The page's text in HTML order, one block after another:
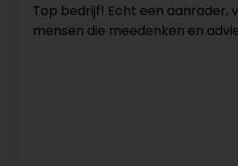
Top bedrijf! Echt een aanrader,
mensen die meedenken en